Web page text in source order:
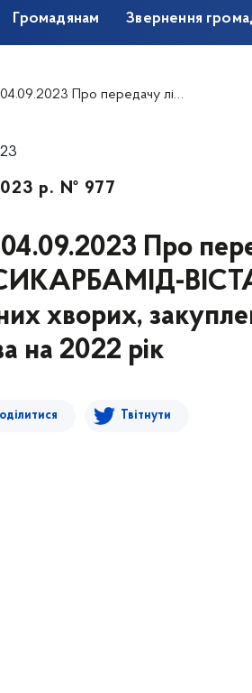
Громадянам Звернення
ВІСТА» для лікування онкогематологічних хворих, закупленого за кошти бюджету м. Києва на 2022 рік
р. № 977
Про
хворих,
на 2022 рік
Твітнути